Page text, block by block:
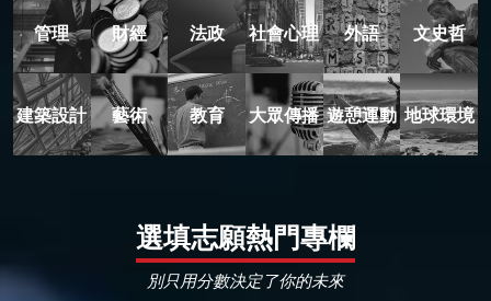
管理 財經 法政 社會心理 外語 文史哲
建築設計 藝術 教育 大眾傳播 遊憩運動 地球環境
選填志願熱門專欄
別只用分數決定了你的未來